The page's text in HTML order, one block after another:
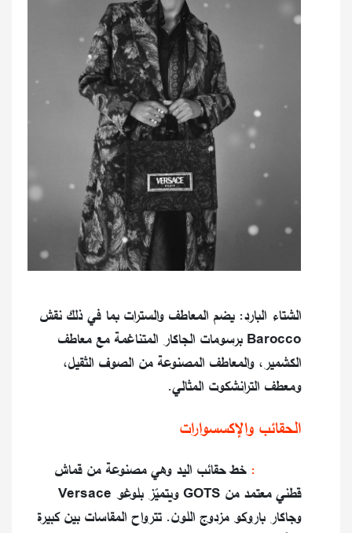
الشتاء البارد: يضم المعاطف والسترات بما في ذلك نقش
Barocco برسومات الجاكار المتناغمة مع معاطف
الكشمير، والمعاطف المصنوعة من الصوف الثقيل،
ومعطف الترانشكوت المثالي.
الحقائب والإكسسوارات
خط حقائب اليد وهي مصنوعة من قماش
قطني معتمد من GOTS ويتميّز بلوغو Versace
وجاكار باروكو مزدوج اللون. تترواح المقاسات بين كبيرة